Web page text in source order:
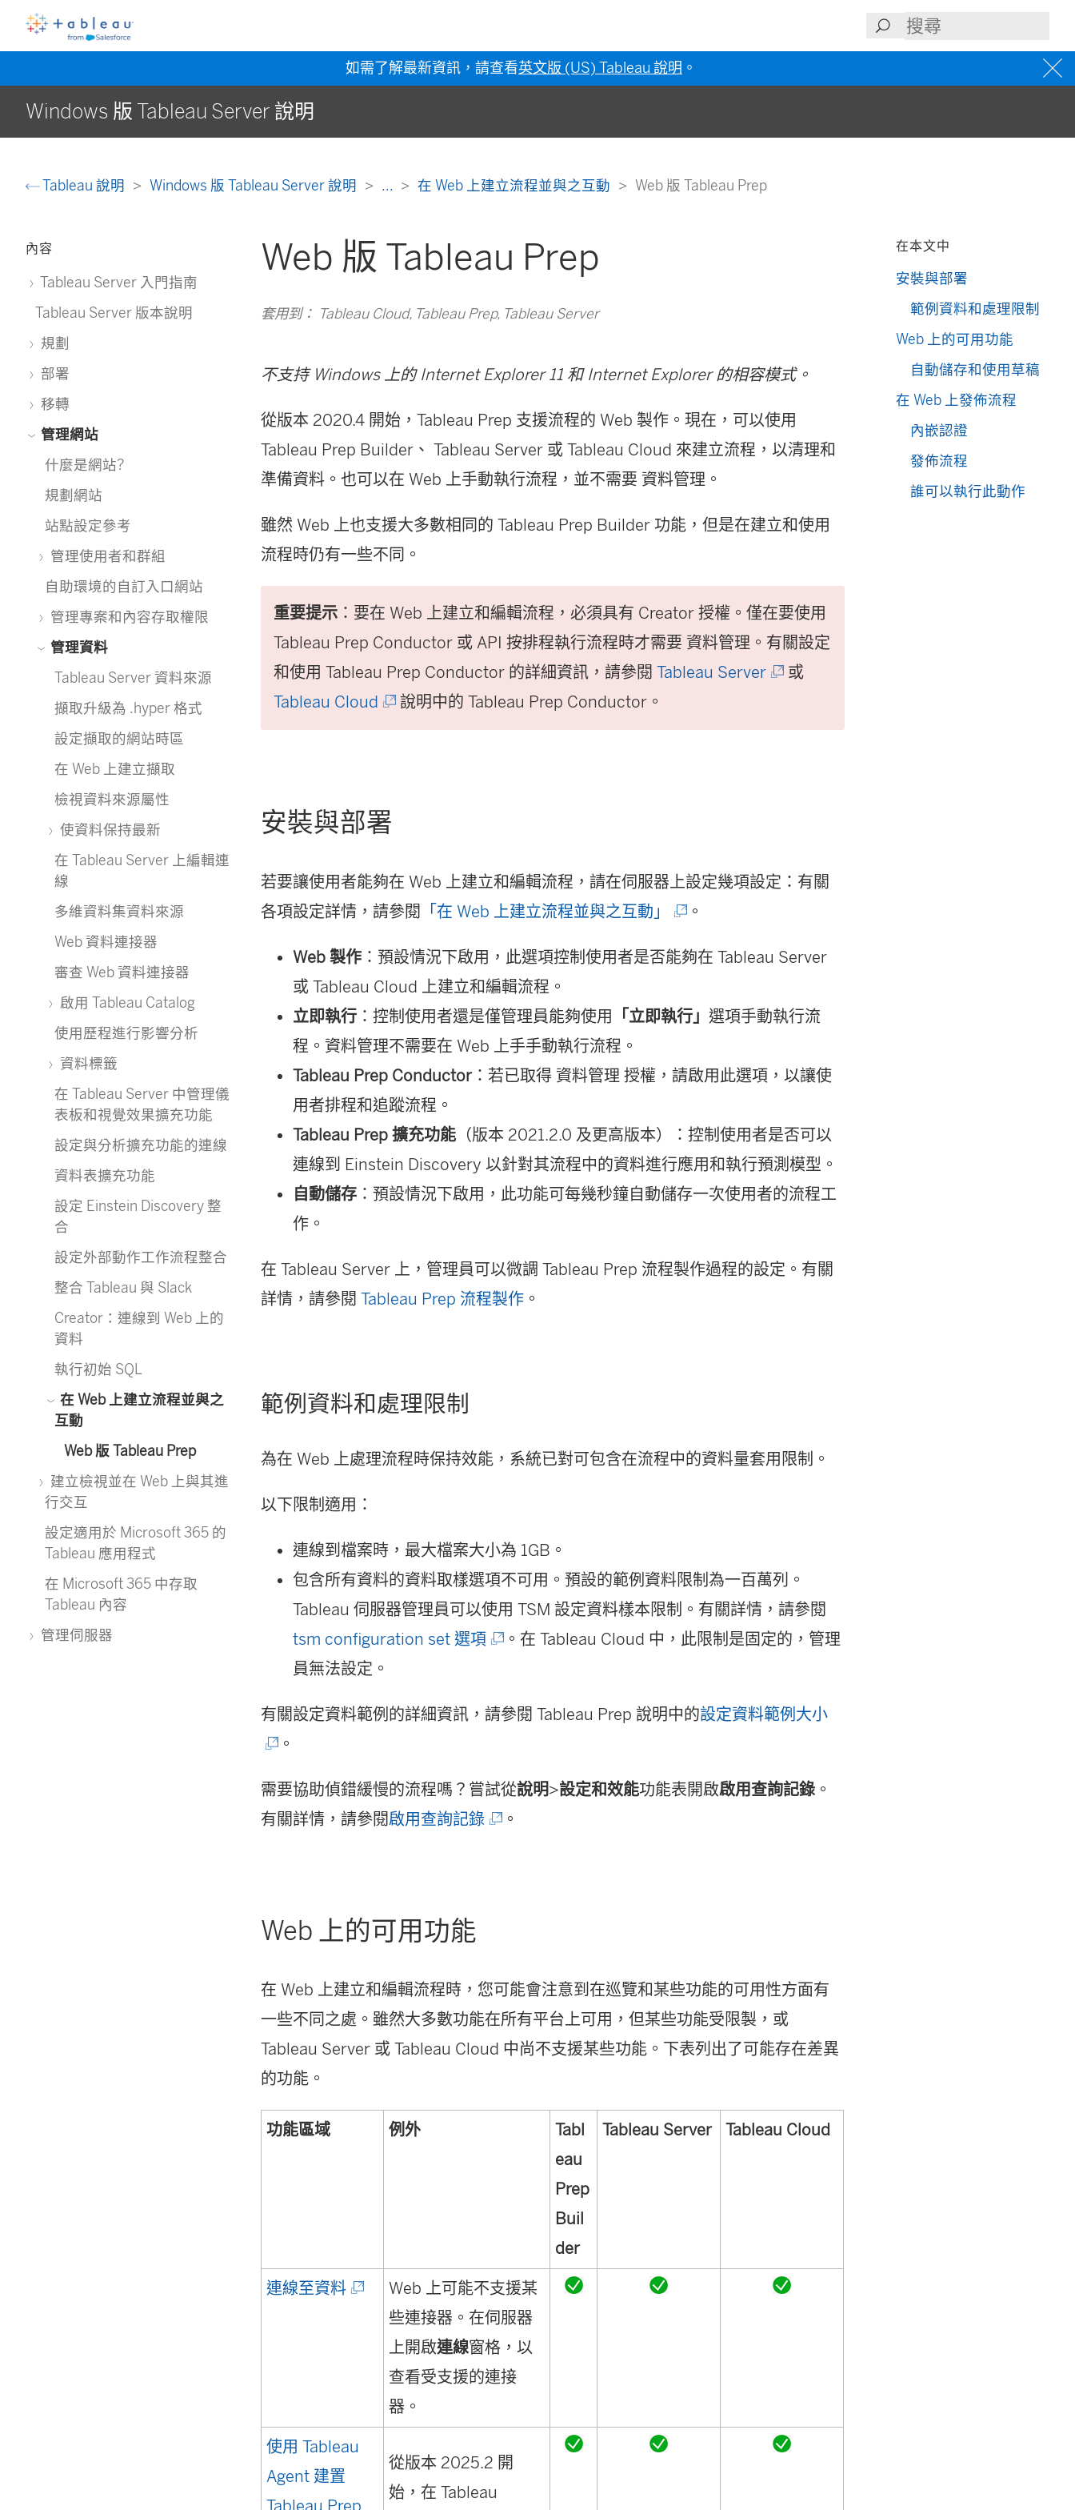
如需了解最新資訊，請查看英文版 (US) Tableau 說明 。
Windows 版 Tableau Server 說明
Tableau 說明 Windows 版 Tableau Server 說明 ... 在 Web 上建立流程並與之互動 Web 版 Tableau Prep
內容
Tableau Server 入門指南
Tableau Server 版本說明
規劃
部署
移轉
管理網站
什麼是網站?
規劃網站
站點設定參考
管理使用者和群組
自助環境的自訂入口網站
管理專案和內容存取權限
管理資料
Tableau Server 資料來源
擷取升級為 .hyper 格式
設定擷取的網站時區
在 Web 上建立擷取
檢視資料來源屬性
使資料保持最新
在 Tableau Server 上編輯連
線
多維資料集資料來源
Web 資料連接器
審查 Web 資料連接器
啟用 Tableau Catalog
使用歷程進行影響分析
資料標籤
在 Tableau Server 中管理儀
表板和視覺效果擴充功能
設定與分析擴充功能的連線
資料表擴充功能
設定 Einstein Discovery 整
合
設定外部動作工作流程整合
整合 Tableau 與 Slack
Creator：連線到 Web 上的
資料
執行初始 SQL
在 Web 上建立流程並與之
互動
Web 版 Tableau Prep
建立檢視並在 Web 上與其進
行交互
設定適用於 Microsoft 365 的
Tableau 應用程式
在 Microsoft 365 中存取
Tableau 內容
管理伺服器
Web 版 Tableau Prep
套用到： Tableau Cloud, Tableau Prep, Tableau Server
不支持 Windows 上的 Internet Explorer 11 和 Internet Explorer 的相容模式。
從版本 2020.4 開始，Tableau Prep 支援流程的 Web 製作。現在，可以使用
Tableau Prep Builder 、Tableau Server 或Tableau Cloud 來建立流程，以清理和
準備資料。也可以在 Web 上手動執行流程，並不需要 資料管理 。
雖然 Web 上也支援大多數相同的Tableau Prep Builder 功能，但是在建立和使用
流程時仍有一些不同。
重要提示 ：要在 Web 上建立和編輯流程，必須具有 Creator 授權。僅在要使用
Tableau Prep Conductor 或 API 按排程執行流程時才需要 資料管理 。有關設定
和使用 Tableau Prep Conductor 的詳細資訊，請參閱Tableau Server(
結
開
或
Tableau Cloud (
連
新
窗
開
)
說明中的 Tableau Prep Conductor。
安裝與部署
若要讓使用者能夠在 Web 上建立和編輯流程，請在伺服器上設定幾項設定：有關
各項設定詳情，請參閱
「在 Web 上建立流程並與之互動」
(
結
新
窗
)
。
Web 製作 ：預設情況下啟用，此選項控制使用者是否能夠在Tableau Server
或Tableau Cloud 上建立和編輯流程。
立即執行 ：控制使用者還是僅管理員能夠使用 「立即執行」 選項手動執行流
程。 資料管理不需要在 Web 上手手動執行流程。
Tableau Prep Conductor：若已取得 資料管理 授權，請啟用此選項，以讓使
用者排程和追蹤流程。
Tableau Prep 擴充功能（版本 2021.2.0 及更高版本）：控制使用者是否可以
連線到 Einstein Discovery 以針對其流程中的資料進行應用和執行預測模型。
自動儲存 ：預設情況下啟用，此功能可每幾秒鐘自動儲存一次使用者的流程工
作。
在 Tableau Server 上，管理員可以微調 Tableau Prep 流程製作過程的設定。有關
詳情，請參閱Tableau Prep 流程製作 。
範例資料和處理限制
為在 Web 上處理流程時保持效能，系統已對可包含在流程中的資料量套用限制。
以下限制適用：
連線到檔案時，最大檔案大小為 1GB。
包含所有資料的資料取樣選項不可用。預設的範例資料限制為一百萬列。
Tableau 伺服器管理員可以使用 TSM 設定資料樣本限制。有關詳情，請參閱
tsm configuration set 選項(
在
視
窗
。在 Tableau Cloud 中，此限制是固定的，管理
員無法設定。
有關設定資料範例的詳細資訊，請參閱 Tableau Prep 說明中的設定資料範例大小(
)
。
需要協助偵錯緩慢的流程嗎？嘗試從說明>設定和效能功能表開啟啟用查詢記錄 。
有關詳情，請參閱啟用查詢記錄(
窗
開
啟
。
Web 上的可用功能
在 Web 上建立和編輯流程時，您可能會注意到在巡覽和某些功能的可用性方面有
一些不同之處。雖然大多數功能在所有平台上可用，但某些功能受限製，或
Tableau Server 或 Tableau Cloud 中尚不支援某些功能。下表列出了可能存在差異
的功能。
功能區域 例外
Tabl
eau
Prep
Buil
der
Tableau Server Tableau Cloud
連線至資料(
Web 上可能不支援某
些連接器。在伺服器
上開啟連線窗格，以
查看受支援的連接
器。
使用 Tableau
Agent 建置
Tableau Prep
從版本 2025.2 開
始，在 Tableau
在本文中
安裝與部署
範例資料和處理限制
Web 上的可用功能
自動儲存和使用草稿
在 Web 上發佈流程
內嵌認證
發佈流程
誰可以執行此動作